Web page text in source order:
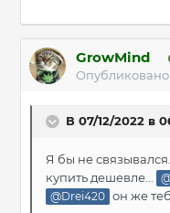
GrowMind
Опубликовано
В 07/12/2022 в
Я бы не
купить дешевле...
@Drei420 он же